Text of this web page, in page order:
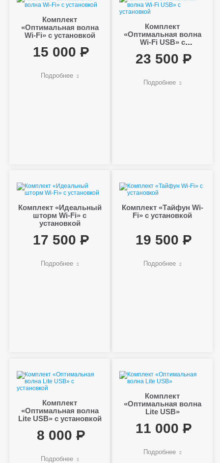
Комплект
«Оптимальная волна
Wi-Fi» с установкой
15 000
Подробнее
Комплект
«Оптимальная волна
Wi-Fi USB» с
23 500
Подробнее
Комплект «Идеальный
шторм Wi-Fi» с
установкой
17 500
Подробнее
Комплект «Тайфун Wi-
Fi» с установкой
19 500
Подробнее
Комплект
«Оптимальная волна
Lite USB» с установкой
8 000
Подробнее
Комплект
«Оптимальная волна
Lite USB»
11 000
Подробнее